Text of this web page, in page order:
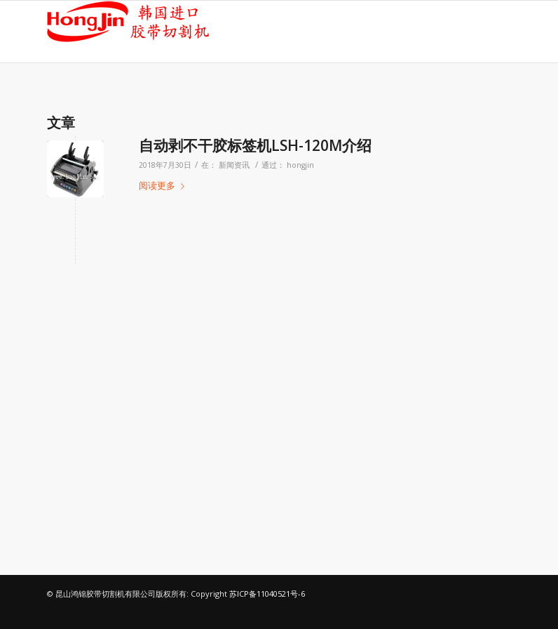
文章
自动剥不干胶标签机LSH-120M介绍
2018年7月30日 / 在： 新闻资讯 / 通过： hongjin
阅读更多
© 昆山鸿锦胶带切割机有限公司版权所有: Copyright 苏ICP备11040521号-6